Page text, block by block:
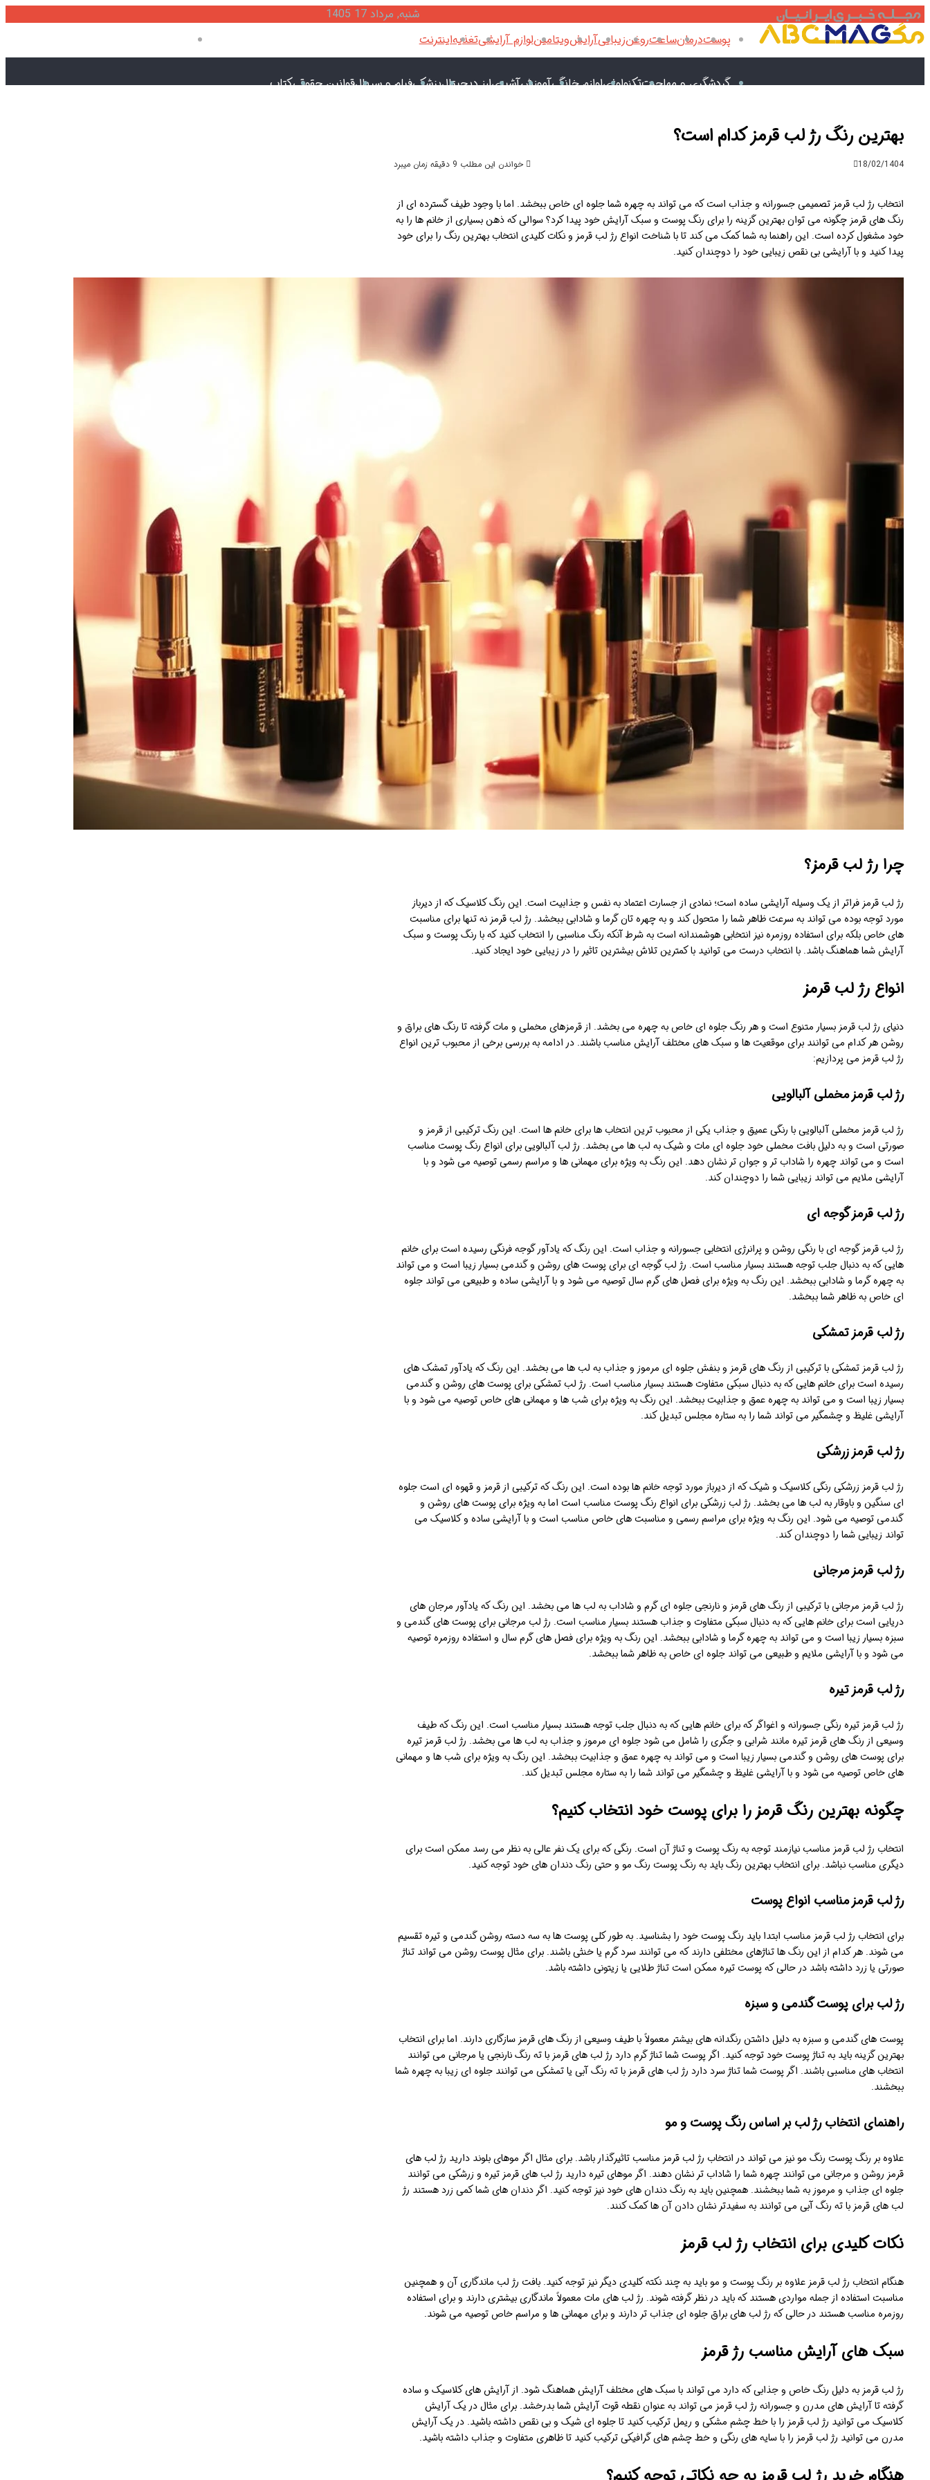
پوستدرمانساعتروغنزیباییآرایشویتامینلوازم آرایشیتغذیهاینترنت
شنبه, مرداد 17 1405
گردشگری و مهاجرتتکنولوژیلوازم خانگیآموزشآشپزیارز دیجیتالپزشکیفیلم و سریالقوانین حقوقیکتاب
بهترین رنگ رژ لب قرمز کدام است؟
18/02/1404 خواندن این مطلب 9 دقیقه زمان میبرد
انتخاب رژ لب قرمز تصمیمی جسورانه و جذاب است که می تواند به چهره شما جلوه ای خاص ببخشد. اما با وجود طیف گسترده ای از
رنگ های قرمز چگونه می توان بهترین گزینه را برای رنگ پوست و سبک آرایش خود پیدا کرد؟ سوالی که ذهن بسیاری از خانم ها را به
خود مشغول کرده است. این راهنما به شما کمک می کند تا با شناخت انواع رژ لب قرمز و نکات کلیدی انتخاب بهترین رنگ را برای خود
پیدا کنید و با آرایشی بی نقص زیبایی خود را دوچندان کنید.
چرا رژ لب قرمز؟
رژ لب قرمز فراتر از یک وسیله آرایشی ساده است؛ نمادی از جسارت اعتماد به نفس و جذابیت است. این رنگ کلاسیک که از دیرباز
مورد توجه بوده می تواند به سرعت ظاهر شما را متحول کند و به چهره تان گرما و شادابی ببخشد. رژ لب قرمز نه تنها برای مناسبت
های خاص بلکه برای استفاده روزمره نیز انتخابی هوشمندانه است به شرط آنکه رنگ مناسبی را انتخاب کنید که با رنگ پوست و سبک
آرایش شما هماهنگ باشد. با انتخاب درست می توانید با کمترین تلاش بیشترین تاثیر را در زیبایی خود ایجاد کنید.
انواع رژ لب قرمز
دنیای رژ لب قرمز بسیار متنوع است و هر رنگ جلوه ای خاص به چهره می بخشد. از قرمزهای مخملی و مات گرفته تا رنگ های براق و
روشن هر کدام می توانند برای موقعیت ها و سبک های مختلف آرایش مناسب باشند. در ادامه به بررسی برخی از محبوب ترین انواع
رژ لب قرمز می پردازیم:
رژ لب قرمز مخملی آلبالویی
رژ لب قرمز مخملی آلبالویی با رنگی عمیق و جذاب یکی از محبوب ترین انتخاب ها برای خانم ها است. این رنگ ترکیبی از قرمز و
صورتی است و به دلیل بافت مخملی خود جلوه ای مات و شیک به لب ها می بخشد. رژ لب آلبالویی برای انواع رنگ پوست مناسب
است و می تواند چهره را شاداب تر و جوان تر نشان دهد. این رنگ به ویژه برای مهمانی ها و مراسم رسمی توصیه می شود و با
آرایشی ملایم می تواند زیبایی شما را دوچندان کند.
رژ لب قرمز گوجه ای
رژ لب قرمز گوجه ای با رنگی روشن و پرانرژی انتخابی جسورانه و جذاب است. این رنگ که یادآور گوجه فرنگی رسیده است برای خانم
هایی که به دنبال جلب توجه هستند بسیار مناسب است. رژ لب گوجه ای برای پوست های روشن و گندمی بسیار زیبا است و می تواند
به چهره گرما و شادابی ببخشد. این رنگ به ویژه برای فصل های گرم سال توصیه می شود و با آرایشی ساده و طبیعی می تواند جلوه
ای خاص به ظاهر شما ببخشد.
رژ لب قرمز تمشکی
رژ لب قرمز تمشکی با ترکیبی از رنگ های قرمز و بنفش جلوه ای مرموز و جذاب به لب ها می بخشد. این رنگ که یادآور تمشک های
رسیده است برای خانم هایی که به دنبال سبکی متفاوت هستند بسیار مناسب است. رژ لب تمشکی برای پوست های روشن و گندمی
بسیار زیبا است و می تواند به چهره عمق و جذابیت ببخشد. این رنگ به ویژه برای شب ها و مهمانی های خاص توصیه می شود و با
آرایشی غلیظ و چشمگیر می تواند شما را به ستاره مجلس تبدیل کند.
رژ لب قرمز زرشکی
رژ لب قرمز زرشکی رنگی کلاسیک و شیک که از دیرباز مورد توجه خانم ها بوده است. این رنگ که ترکیبی از قرمز و قهوه ای است جلوه
ای سنگین و باوقار به لب ها می بخشد. رژ لب زرشکی برای انواع رنگ پوست مناسب است اما به ویژه برای پوست های روشن و
گندمی توصیه می شود. این رنگ به ویژه برای مراسم رسمی و مناسبت های خاص مناسب است و با آرایشی ساده و کلاسیک می
تواند زیبایی شما را دوچندان کند.
رژ لب قرمز مرجانی
رژ لب قرمز مرجانی با ترکیبی از رنگ های قرمز و نارنجی جلوه ای گرم و شاداب به لب ها می بخشد. این رنگ که یادآور مرجان های
دریایی است برای خانم هایی که به دنبال سبکی متفاوت و جذاب هستند بسیار مناسب است. رژ لب مرجانی برای پوست های گندمی و
سبزه بسیار زیبا است و می تواند به چهره گرما و شادابی ببخشد. این رنگ به ویژه برای فصل های گرم سال و استفاده روزمره توصیه
می شود و با آرایشی ملایم و طبیعی می تواند جلوه ای خاص به ظاهر شما ببخشد.
رژ لب قرمز تیره
رژ لب قرمز تیره رنگی جسورانه و اغواگر که برای خانم هایی که به دنبال جلب توجه هستند بسیار مناسب است. این رنگ که طیف
وسیعی از رنگ های قرمز تیره مانند شرابی و جگری را شامل می شود جلوه ای مرموز و جذاب به لب ها می بخشد. رژ لب قرمز تیره
برای پوست های روشن و گندمی بسیار زیبا است و می تواند به چهره عمق و جذابیت ببخشد. این رنگ به ویژه برای شب ها و مهمانی
های خاص توصیه می شود و با آرایشی غلیظ و چشمگیر می تواند شما را به ستاره مجلس تبدیل کند.
چگونه بهترین رنگ قرمز را برای پوست خود انتخاب کنیم؟
انتخاب رژ لب قرمز مناسب نیازمند توجه به رنگ پوست و تناژ آن است. رنگی که برای یک نفر عالی به نظر می رسد ممکن است برای
دیگری مناسب نباشد. برای انتخاب بهترین رنگ باید به رنگ پوست رنگ مو و حتی رنگ دندان های خود توجه کنید.
رژ لب قرمز مناسب انواع پوست
برای انتخاب رژ لب قرمز مناسب ابتدا باید رنگ پوست خود را بشناسید. به طور کلی پوست ها به سه دسته روشن گندمی و تیره تقسیم
می شوند. هر کدام از این رنگ ها تناژهای مختلفی دارند که می توانند سرد گرم یا خنثی باشند. برای مثال پوست روشن می تواند تناژ
صورتی یا زرد داشته باشد در حالی که پوست تیره ممکن است تناژ طلایی یا زیتونی داشته باشد.
رژ لب برای پوست گندمی و سبزه
پوست های گندمی و سبزه به دلیل داشتن رنگدانه های بیشتر معمولاً با طیف وسیعی از رنگ های قرمز سازگاری دارند. اما برای انتخاب
بهترین گزینه باید به تناژ پوست خود توجه کنید. اگر پوست شما تناژ گرم دارد رژ لب های قرمز با ته رنگ نارنجی یا مرجانی می توانند
انتخاب های مناسبی باشند. اگر پوست شما تناژ سرد دارد رژ لب های قرمز با ته رنگ آبی یا تمشکی می توانند جلوه ای زیبا به چهره شما
ببخشند.
راهنمای انتخاب رژ لب بر اساس رنگ پوست و مو
علاوه بر رنگ پوست رنگ مو نیز می تواند در انتخاب رژ لب قرمز مناسب تاثیرگذار باشد. برای مثال اگر موهای بلوند دارید رژ لب های
قرمز روشن و مرجانی می توانند چهره شما را شاداب تر نشان دهند. اگر موهای تیره دارید رژ لب های قرمز تیره و زرشکی می توانند
جلوه ای جذاب و مرموز به شما ببخشند. همچنین باید به رنگ دندان های خود نیز توجه کنید. اگر دندان های شما کمی زرد هستند رژ
لب های قرمز با ته رنگ آبی می توانند به سفیدتر نشان دادن آن ها کمک کنند.
نکات کلیدی برای انتخاب رژ لب قرمز
هنگام انتخاب رژ لب قرمز علاوه بر رنگ پوست و مو باید به چند نکته کلیدی دیگر نیز توجه کنید. بافت رژ لب ماندگاری آن و همچنین
مناسبت استفاده از جمله مواردی هستند که باید در نظر گرفته شوند. رژ لب های مات معمولاً ماندگاری بیشتری دارند و برای استفاده
روزمره مناسب هستند در حالی که رژ لب های براق جلوه ای جذاب تر دارند و برای مهمانی ها و مراسم خاص توصیه می شوند.
سبک های آرایش مناسب رژ قرمز
رژ لب قرمز به دلیل رنگ خاص و جذابی که دارد می تواند با سبک های مختلف آرایش هماهنگ شود. از آرایش های کلاسیک و ساده
گرفته تا آرایش های مدرن و جسورانه رژ لب قرمز می تواند به عنوان نقطه قوت آرایش شما بدرخشد. برای مثال در یک آرایش
کلاسیک می توانید رژ لب قرمز را با خط چشم مشکی و ریمل ترکیب کنید تا جلوه ای شیک و بی نقص داشته باشید. در یک آرایش
مدرن می توانید رژ لب قرمز را با سایه های رنگی و خط چشم های گرافیکی ترکیب کنید تا ظاهری متفاوت و جذاب داشته باشید.